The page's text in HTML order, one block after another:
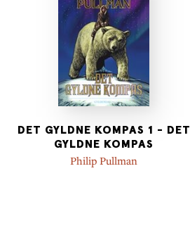
DET GYLDNE KOMPAS 1 - DET
GYLDNE KOMPAS
Philip Pullman